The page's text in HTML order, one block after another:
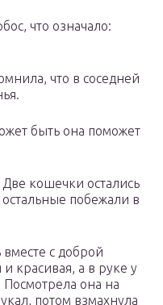
что означало:
что в соседней
быть она поможет
кошечки остались
остальные побежали в
с доброй
красивая, а в руке у
она на
потом взмахнула